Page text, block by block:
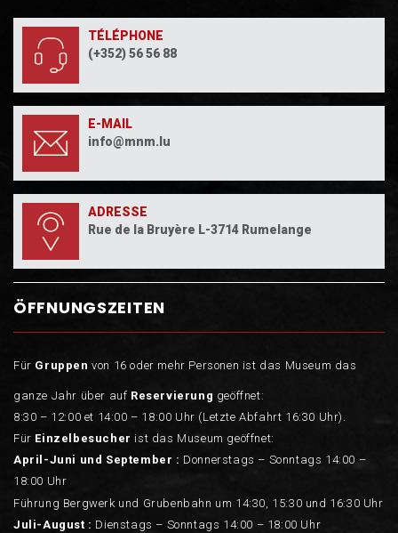
TÉLÉPHONE
(+352) 56 56 88
E-MAIL
info@mnm.lu
ADRESSE
Rue de la Bruyère L-3714 Rumelange
ÖFFNUNGSZEITEN
Für Gruppen von 16 oder mehr Personen ist das Museum das
ganze Jahr über auf Reservierung geöffnet:
8:30 – 12:00 et 14:00 – 18:00 Uhr (Letzte Abfahrt 16:30 Uhr).
Für Einzelbesucher ist das Museum geöffnet:
April-Juni und September : Donnerstags – Sonntags 14:00 –
18:00 Uhr
Führung Bergwerk und Grubenbahn um 14:30, 15:30 und 16:30 Uhr
Juli-August : Dienstags – Sonntags 14:00 – 18:00 Uhr